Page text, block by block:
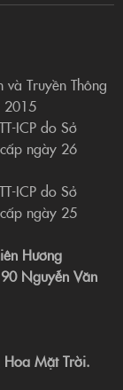
và Truyền Thông
2015
ICP do Sở
ngày 26
ICP do Sở
ngày 25
Hương
Nguyễn Văn
Hoa Mặt Trời.